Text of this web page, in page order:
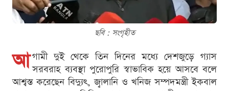
ছবি : সংগৃহীত
আ গামী দুই থেকে তিন দিনের মধ্যে দেশজুড়ে গ্যাস
সরবরাহ ব্যবস্থা পুরোপুরি স্বাভাবিক হয়ে আসবে বলে
আশ্বস্ত করেছেন বিদ্যুৎ, জ্বালানি ও খনিজ সম্পদমন্ত্রী ইকবাল